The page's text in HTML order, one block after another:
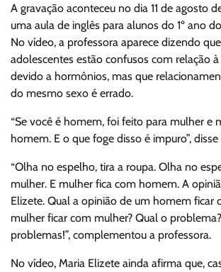
A gravação aconteceu no dia 11 de agosto
uma aula de inglês para alunos do 1º ano
No vídeo, a professora aparece dizendo
adolescentes estão confusos com relação
devido a hormônios, mas que
do mesmo sexo é errado.
“Se você é homem, foi feito para mulher e
homem. E o que foge disso é impuro”,
“Olha no espelho, tira a roupa. Olha no
mulher. E mulher fica com homem. A
Elizete. Qual a opinião de um homem ficar
mulher ficar com mulher? Qual o
problemas!”, complementou a professora.
No vídeo, Maria Elizete ainda afirma que,